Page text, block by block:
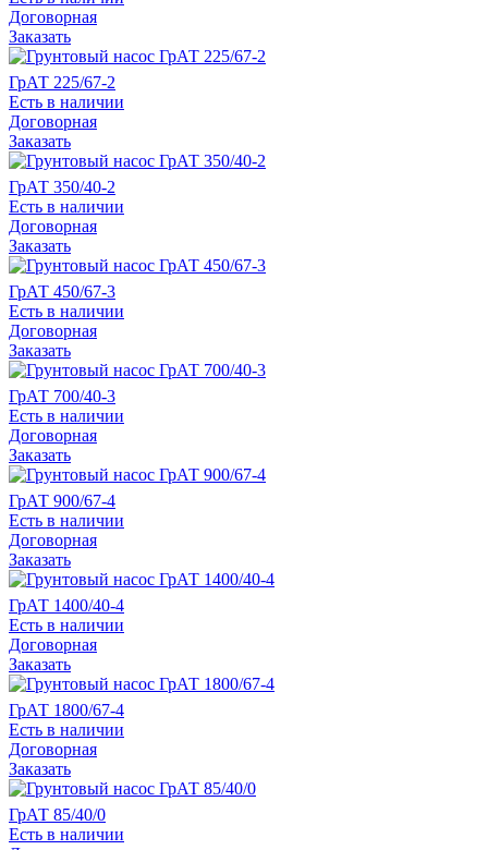
Договорная
Заказать
ГрАТ 225/67-2
Есть в наличии
Договорная
Заказать
ГрАТ 350/40-2
Есть в наличии
Договорная
Заказать
ГрАТ 450/67-3
Есть в наличии
Договорная
Заказать
ГрАТ 700/40-3
Есть в наличии
Договорная
Заказать
ГрАТ 900/67-4
Есть в наличии
Договорная
Заказать
ГрАТ 1400/40-4
Есть в наличии
Договорная
Заказать
ГрАТ 1800/67-4
Есть в наличии
Договорная
Заказать
ГрАТ 85/40/0
Есть в наличии